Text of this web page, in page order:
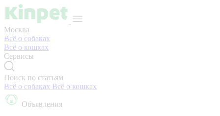
Москва
Всё о собаках
Всё о кошках
Сервисы
Поиск по статьям
Всё о собаках Всё о кошках
Объявления